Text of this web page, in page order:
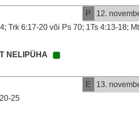
P
12.
Trk 6:17-20 või Ps 70; 1Ts 4:13-18; Mt
NELIPÜHA
E
13.
25